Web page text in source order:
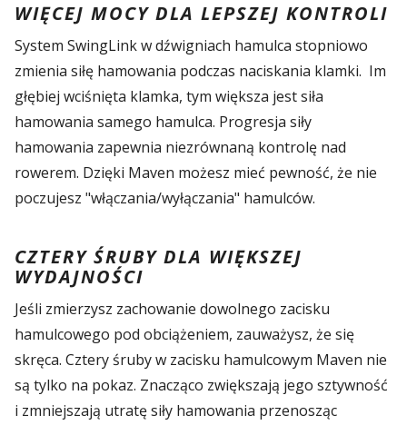
WIĘCEJ MOCY DLA LEPSZEJ KONTROLI
System SwingLink w dźwigniach hamulca stopniowo
zmienia siłę hamowania podczas naciskania klamki. Im
głębiej wciśnięta klamka, tym większa jest siła
hamowania samego hamulca. Progresja siły
hamowania zapewnia niezrównaną kontrolę nad
rowerem. Dzięki Maven możesz mieć pewność, że nie
poczujesz "włączania/wyłączania" hamulców.
CZTERY ŚRUBY DLA WIĘKSZEJ
WYDAJNOŚCI
Jeśli zmierzysz zachowanie dowolnego zacisku
hamulcowego pod obciążeniem, zauważysz, że się
skręca. Cztery śruby w zacisku hamulcowym Maven nie
są tylko na pokaz. Znacząco zwiększają jego sztywność
i zmniejszają utratę siły hamowania przenosząc